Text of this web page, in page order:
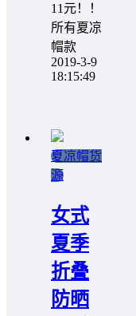
11元！！
所有夏凉
帽款
2019-3-9
18:15:49
夏凉帽货
源
女式
夏季
折叠
防晒